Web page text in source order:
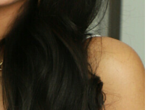
POP MUZIKANTEN
TALENTEN INTERNATIONALE
BEWERBUNG
KONTAKT
FRANKREICH
SCHWEIZ